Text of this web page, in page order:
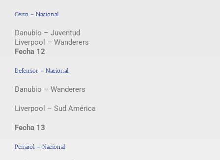
Cerro – Nacional
Danubio – Juventud
Liverpool – Wanderers
Fecha 12
Defensor – Nacional
Danubio – Wanderers
Liverpool – Sud América
Fecha 13
Peñarol – Nacional